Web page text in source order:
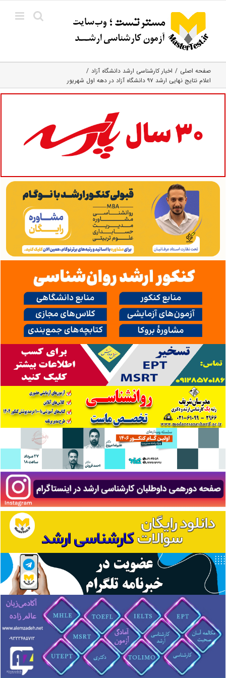
content
صفحه اصلی
اخبار کارشناسی ارشد دانشگاه آزاد
اعلام نتایج نهایی ارشد ۹۷ دانشگاه آزاد در دهه اول شهریور